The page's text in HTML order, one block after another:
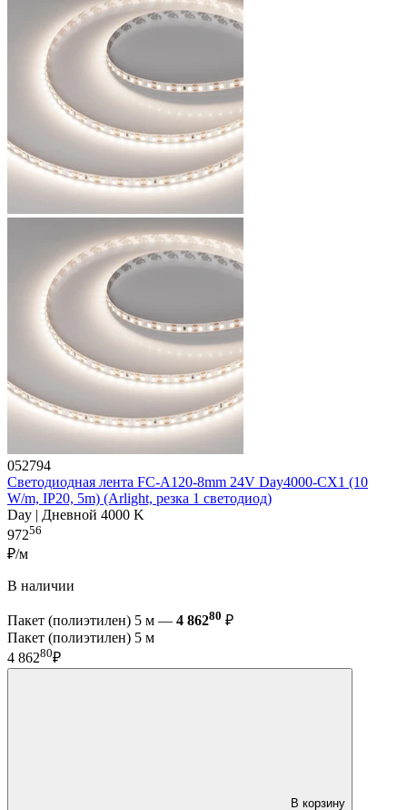
052794
Светодиодная лента FC-A120-8mm 24V Day4000-CX1 (10
W/m, IP20, 5m) (Arlight, резка 1 светодиод)
Day | Дневной 4000 K
97256
₽/м
В наличии
Пакет (полиэтилен) 5 м — 4 86280 ₽
Пакет (полиэтилен) 5 м
4 86280₽
В корзину